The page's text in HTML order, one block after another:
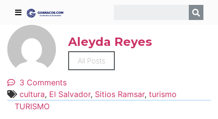
Aleyda Reyes
All Posts
3 Comments
cultura, El Salvador, Sitios Ramsar, turismo
TURISMO